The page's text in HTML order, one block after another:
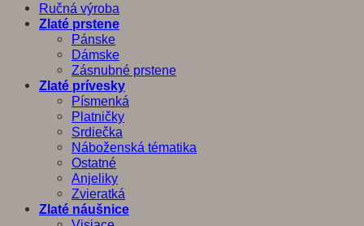
Ručná výroba
Zlaté prstene
Pánske
Dámske
Zásnubné prstene
Zlaté prívesky
Písmenká
Platničky
Srdiečka
Náboženská tématika
Ostatné
Anjeliky
Zvieratká
Zlaté náušnice